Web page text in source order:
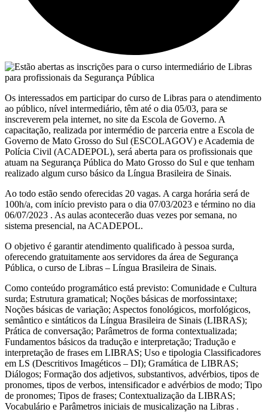
Os interessados em participar do curso de Libras para o atendimento
ao público, nível intermediário, têm até o dia 05/03, para se
inscreverem pela internet, no site da Escola de Governo. A
capacitação, realizada por intermédio de parceria entre a Escola de
Governo de Mato Grosso do Sul (ESCOLAGOV) e Academia de
Polícia Civil (ACADEPOL), será aberta para os profissionais que
atuam na Segurança Pública do Mato Grosso do Sul e que tenham
realizado algum curso básico da Língua Brasileira de Sinais.
Ao todo estão sendo oferecidas 20 vagas. A carga horária será de
100h/a, com início previsto para o dia 07/03/2023 e término no dia
06/07/2023 . As aulas acontecerão duas vezes por semana, no
sistema presencial, na ACADEPOL.
O objetivo é garantir atendimento qualificado à pessoa surda,
oferecendo gratuitamente aos servidores da área de Segurança
Pública, o curso de Libras – Língua Brasileira de Sinais.
Como conteúdo programático está previsto: Comunidade e Cultura
surda; Estrutura gramatical; Noções básicas de morfossintaxe;
Noções básicas de variação; Aspectos fonológicos, morfológicos,
semântico e sintáticos da Língua Brasileira de Sinais (LIBRAS);
Prática de conversação; Parâmetros de forma contextualizada;
Fundamentos básicos da tradução e interpretação; Tradução e
interpretação de frases em LIBRAS; Uso e tipologia Classificadores
em LS (Descritivos Imagéticos – DI); Gramática de LIBRAS;
Diálogos; Formação dos adjetivos, substantivos, advérbios, tipos de
pronomes, tipos de verbos, intensificador e advérbios de modo; Tipo
de pronomes; Tipos de frases; Contextualização da LIBRAS;
Vocabulário e Parâmetros iniciais de musicalização na Libras .